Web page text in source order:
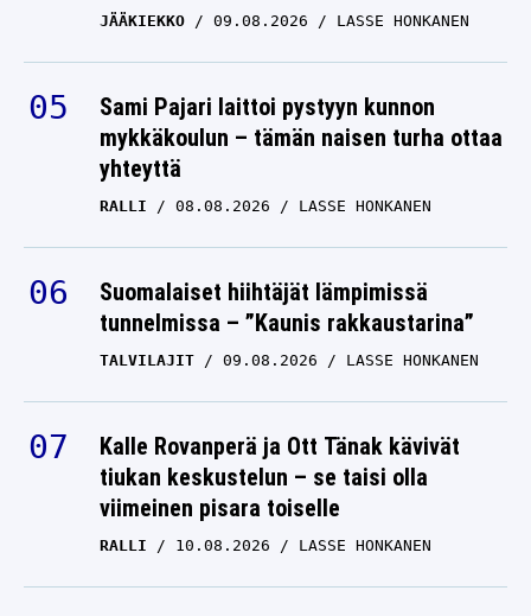
JÄÄKIEKKO 09.08.2026 LASSE HONKANEN
Sami Pajari laittoi pystyyn kunnon
mykkäkoulun – tämän naisen turha ottaa
yhteyttä
RALLI 08.08.2026 LASSE HONKANEN
Suomalaiset hiihtäjät lämpimissä
tunnelmissa – ”Kaunis rakkaustarina”
TALVILAJIT 09.08.2026 LASSE HONKANEN
Kalle Rovanperä ja Ott Tänak kävivät
tiukan keskustelun – se taisi olla
viimeinen pisara toiselle
RALLI 10.08.2026 LASSE HONKANEN